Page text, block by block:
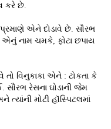
કરે છે.
એને દોડાવે છે. સૌરભ
એનું નામ ચમકે, ફોટા છપાય
વિનુકાકા એને : ટોકતા કે
રેસના ઘોડાની જેમ
મોટી હૉસ્પિટલમાં